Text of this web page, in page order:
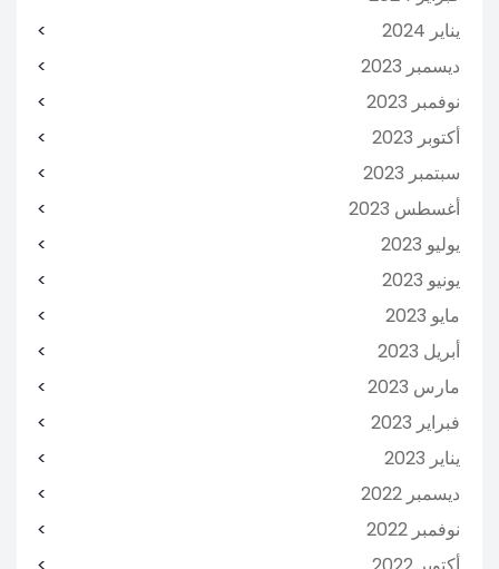
يناير 2024
ديسمبر 2023
نوفمبر 2023
أكتوبر 2023
سبتمبر 2023
أغسطس 2023
يوليو 2023
يونيو 2023
مايو 2023
أبريل 2023
مارس 2023
فبراير 2023
يناير 2023
ديسمبر 2022
نوفمبر 2022